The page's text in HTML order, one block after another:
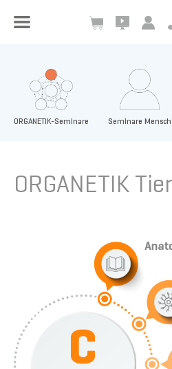
ORGANETIK-Seminare Seminare Mensch
ORGANETIK